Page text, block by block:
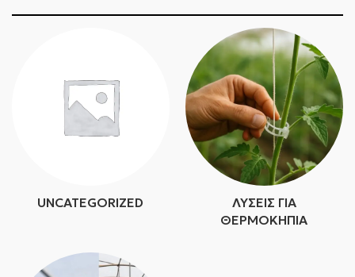
UNCATEGORIZED
ΛΎΣΕΙΣ ΓΙΑ
ΘΕΡΜΟΚΉΠΙΑ